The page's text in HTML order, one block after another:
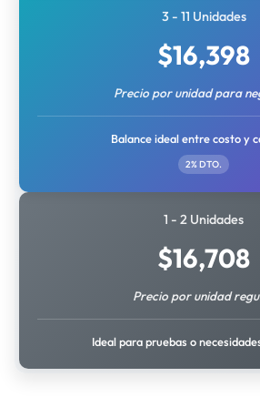
3 - 11 Unidades
$16,398
Precio por unidad para
Balance ideal entre costo y
2% DTO.
1 - 2 Unidades
$16,708
Precio por unidad
Ideal para pruebas o